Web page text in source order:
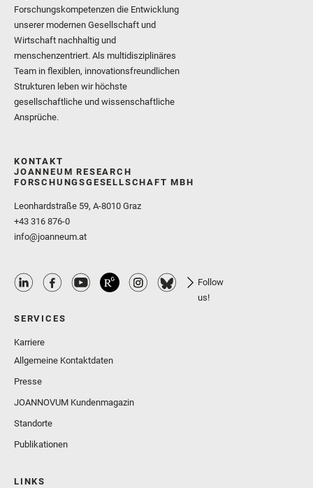
Forschungskompetenzen die Entwicklung
unserer modernen Gesellschaft und
Wirtschaft nachhaltig und
menschenzentriert. Als multidisziplinäres
Team in flexiblen, innovationsfreundlichen
Strukturen leben wir höchste
gesellschaftliche und wissenschaftliche
Ansprüche.
KONTAKT
JOANNEUM RESEARCH
FORSCHUNGSGESELLSCHAFT MBH
Leonhardstraße 59, A-8010 Graz
+43 316 876-0
info@joanneum.at
Follow
us!
SERVICES
Karriere
Allgemeine Kontaktdaten
Presse
JOANNOVUM Kundenmagazin
Standorte
Publikationen
LINKS